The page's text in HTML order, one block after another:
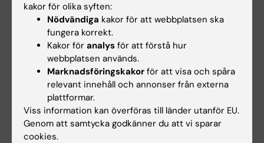
Hade du nytta av informationen på denna sida?
Yes
No
Redaktör: Viktoria Olausson
Sidan uppdaterad: 2025-04-22
kakor för olika syften:
Nödvändiga kakor för att webbplatsen ska
fungera korrekt.
Kakor för analys för att förstå hur
webbplatsen används.
Marknadsföringskakor för att visa och spåra
relevant innehåll och annonser från externa
plattformar.
Viss information kan överföras till länder utanför EU.
Genom att samtycka godkänner du att vi sparar
cookies.